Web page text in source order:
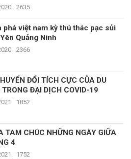
2635
phá việt nam kỳ thú thác pạc sủi
Quảng Ninh
2366
ĐỔI TÍCH CỰC CỦA DU
TRONG ĐẠI DỊCH COVID-19
1852
TAM CHÚC NHỮNG NGÀY GIỮA
4
1752